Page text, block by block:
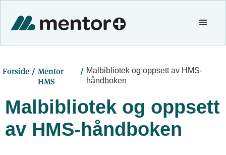
Forside / Mentor
HMS
/ Malbibliotek og oppsett av HMS-
håndboken
Malbibliotek og oppsett
av HMS-håndboken